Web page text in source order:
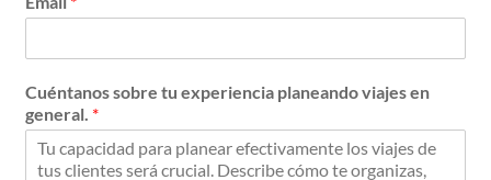
Cuéntanos sobre tu experiencia planeando viajes en
general. *